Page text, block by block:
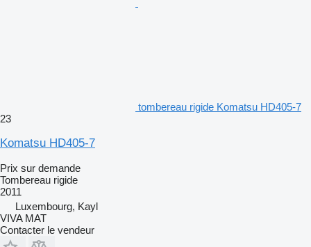
tombereau rigide Komatsu HD405-7
23
Komatsu HD405-7
Prix sur demande
Tombereau rigide
2011
Luxembourg, Kayl
VIVA MAT
Contacter le vendeur